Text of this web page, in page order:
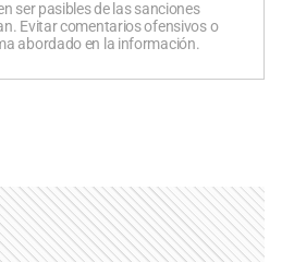
ser pasibles de las sanciones
Evitar comentarios ofensivos o
abordado en la información.